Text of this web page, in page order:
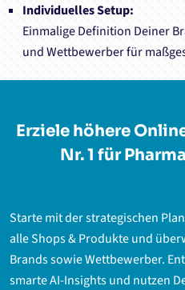
Individuelles Setup:
Einmalige Definition Deiner
und Wettbewerber für
Erziele höhere
Nr. 1 für
Starte mit der strategischen
alle Shops & Produkte und
Brands sowie Wettbewerber.
smarte AI-Insights und nutzen